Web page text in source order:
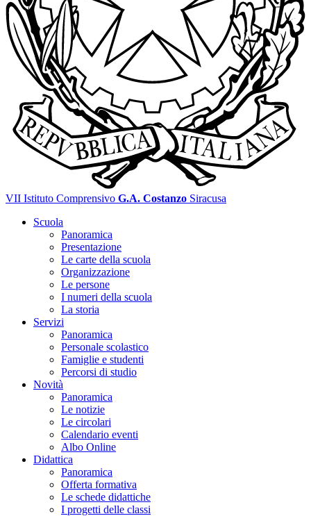
VII Istituto Comprensivo G.A. Costanzo Siracusa
Scuola
Panoramica
Presentazione
Le carte della scuola
Organizzazione
Le persone
I numeri della scuola
La storia
Servizi
Panoramica
Personale scolastico
Famiglie e studenti
Percorsi di studio
Novità
Panoramica
Le notizie
Le circolari
Calendario eventi
Albo Online
Didattica
Panoramica
Offerta formativa
Le schede didattiche
I progetti delle classi